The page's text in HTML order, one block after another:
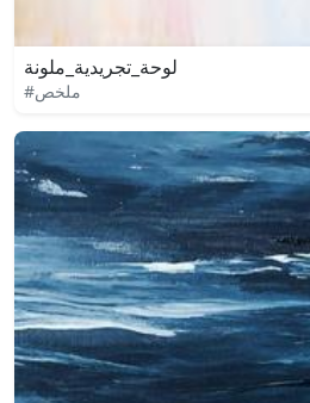
لوحة_تجريدية_ملونة
#ملخص